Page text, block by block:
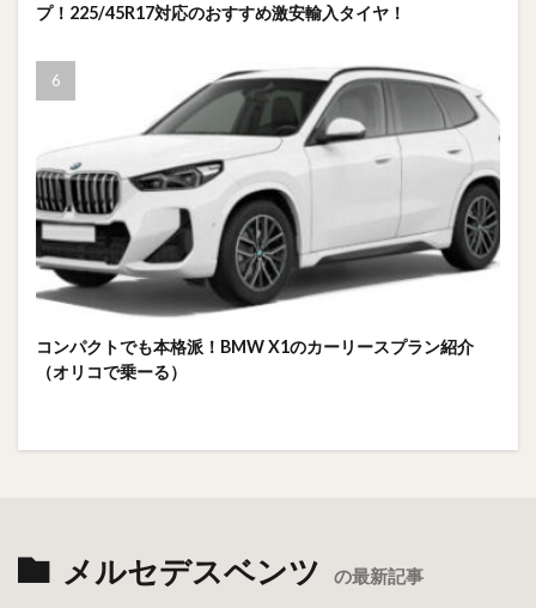
プ！225/45R17対応のおすすめ激安輸入タイヤ！
コンパクトでも本格派！BMW X1のカーリースプラン紹介
（オリコで乗ーる）
メルセデスベンツ の最新記事